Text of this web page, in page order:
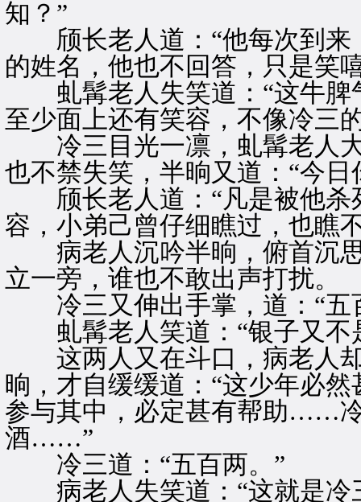
知？”
颀长老人道：“他每次到来
的姓名，他也不回答，只是笑
虬髯老人失笑道：“这牛脾
至少面上还有笑容，不像冷三
冷三目光一凛，虬髯老人大
也不禁失笑，半晌又道：“今日
颀长老人道：“凡是被他杀
容，小弟己曾仔细瞧过，也瞧
病老人沉吟半晌，俯首沉思
立一旁，谁也不敢出声打扰。
冷三又伸出手掌，道：“五
虬髯老人笑道：“银子又不
这两人又在斗口，病老人却
晌，才自缓缓道：“这少年必
参与其中，必定甚有帮助……
酒……”
冷三道：“五百两。”
病老人失笑道：“这就是冷